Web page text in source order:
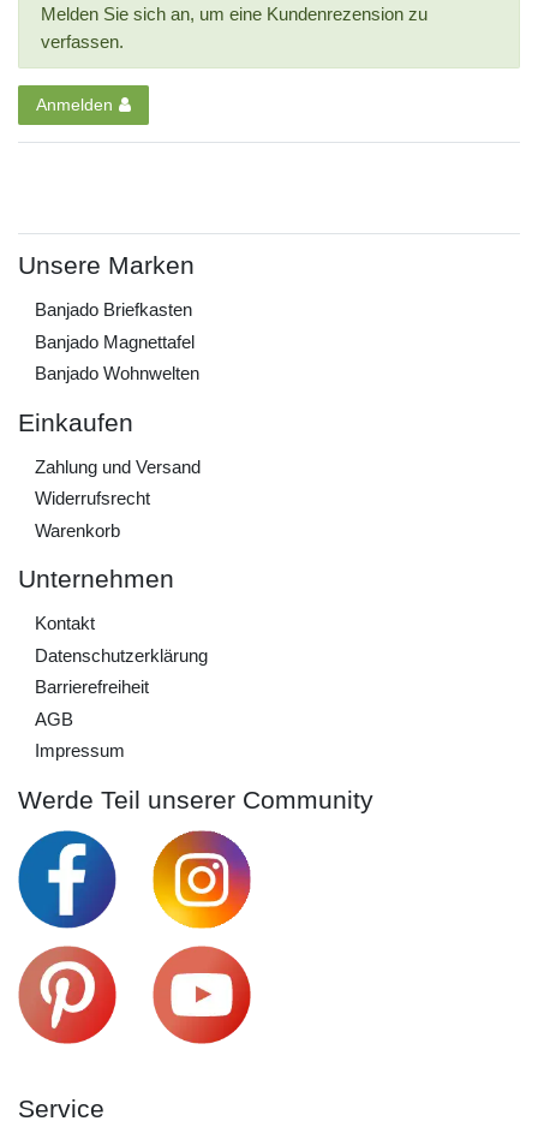
Melden Sie sich an, um eine Kundenrezension zu
verfassen.
Anmelden
Unsere Marken
Banjado Briefkasten
Banjado Magnettafel
Banjado Wohnwelten
Einkaufen
Zahlung und Versand
Widerrufs­recht
Warenkorb
Unternehmen
Kontakt
Daten­schutz­erklärung
Barrierefreiheit
AGB
Impressum
Werde Teil unserer Community
Service